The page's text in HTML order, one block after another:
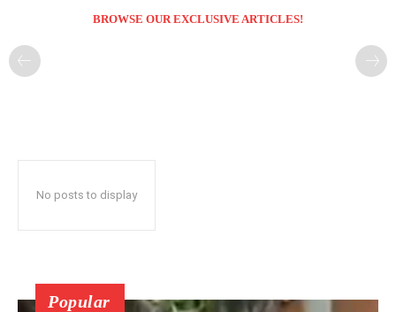
BROWSE OUR EXCLUSIVE ARTICLES!
No posts to display
Popular